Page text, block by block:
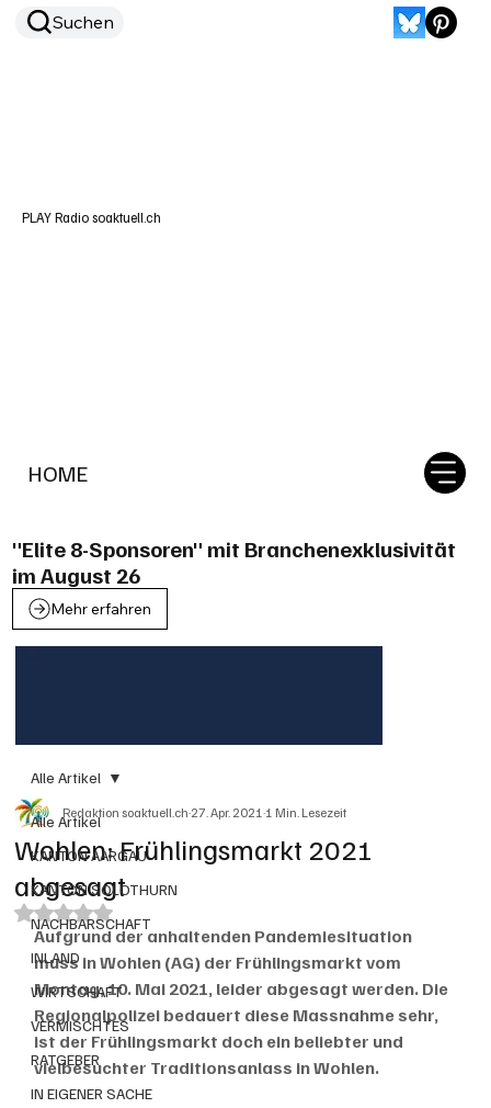
HOME
Suchen
PLAY Radio soaktuell.ch
"Elite 8-Sponsoren" mit Branchenexklusivität
im August 26
Mehr erfahren
Alle Artikel
KANTON AARGAU
KANTON SOLOTHURN
NACHBARSCHAFT
INLAND
WIRTSCHAFT
VERMISCHTES
RATGEBER
IN EIGENER SACHE
Alle Artikel
Wohlen: Frühlingsmarkt 2021
abgesagt
Redaktion soaktuell.ch27. Apr. 20211 Min. Lesezeit
Mit NaN von 5 Sternen bewertet.
Aufgrund der anhaltenden Pandemiesituation
muss in Wohlen (AG) der Frühlingsmarkt vom
Montag, 10. Mai 2021, leider abgesagt werden. Die
Regionalpolizei bedauert diese Massnahme sehr,
ist der Frühlingsmarkt doch ein beliebter und
vielbesuchter Traditionsanlass in Wohlen.